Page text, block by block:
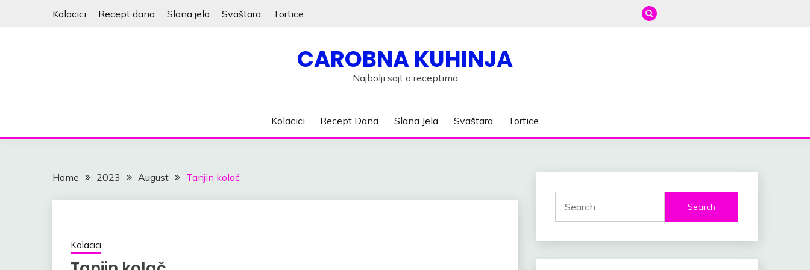
Kolacici Recept dana Slana jela Svaštara Tortice
CAROBNA KUHINJA
Najbolji sajt o receptima
Kolacici Recept Dana Slana Jela Svaštara Tortice
Home 2023 August Tanjin kolač
Kolacici
for: